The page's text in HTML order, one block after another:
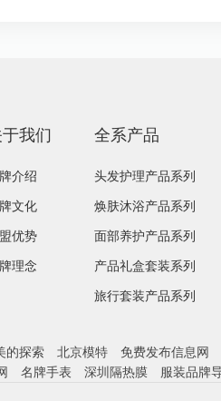
我们
介绍
文化
优势
理念
全系产品
头发护理产品系列
焕肤沐浴产品系列
面部养护产品系列
产品礼盒套装系列
旅行套装产品系列
的探索 北京模特 免费发布信息网
名牌手表 深圳隔热膜 服装品牌